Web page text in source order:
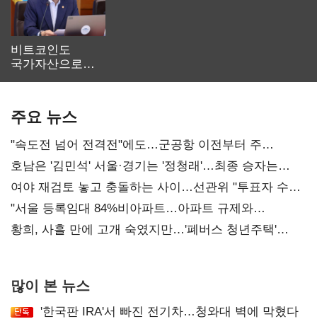
비트코인도
국가자산으로…'
주요 뉴스
"속도전 넘어 전격전"에도…군공항 이전부터 주
52시간까지 '뇌관'
호남은 '김민석' 서울·경기는 '정청래'…최종 승자는
'안갯속'
여야 재검토 놓고 충돌하는 사이…선관위 "투표자 수
오차 당연"
"서울 등록임대 84%비아파트…아파트 규제와
달리해야"
황희, 사흘 만에 고개 숙였지만…'폐버스 청년주택'
많이 본 뉴스
'한국판 IRA'서 빠진 전기차…청와대 벽에 막혔다